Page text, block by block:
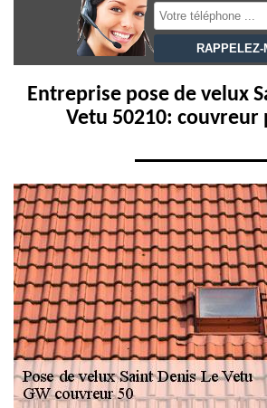
Entreprise pose de velux
Vetu 50210: couvreur